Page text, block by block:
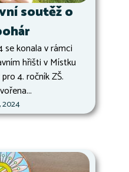
soutěž o
se konala v rámci
hřišti v Místku
4. ročník ZŠ.
2024